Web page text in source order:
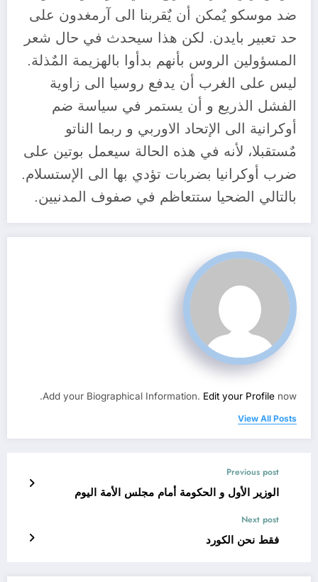
ضد موسكو يٌمكن أن يٌقربنا الى آرمغدون على
حد تعبير بايدن. لكن هذا سيحدث في حال شعر
المسؤولين الروس بأنهم بدأوا بالهزيمة المٌذلة.
ليس على الغرب أن يدفع روسيا الى زاوية
الفشل الذريع و أن يستمر في سياسة ضم
أوكرانية الى الإتحاد الاوربي و ربما الناتو
مٌستقبلا، لأنه في هذه الحالة سيعمل بوتين على
ضرب أوكرانيا بضربات تؤدي بها الى الإستسلام.
بالتالي الضحيا ستتعاظم في صفوف المدنيين.
Add your Biographical Information. Edit your Profile now.
View All Posts
Previous post
الوزير الأول و الحكومة أمام مجلس الأمة اليوم
Next post
فقط نحن الكورد